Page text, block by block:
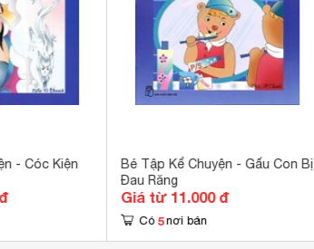
- Cóc Kiện
Bé Tập Kể Chuyện - Gấu Con Bị
Đau Răng
Giá từ 11.000 đ
Có 5 nơi bán